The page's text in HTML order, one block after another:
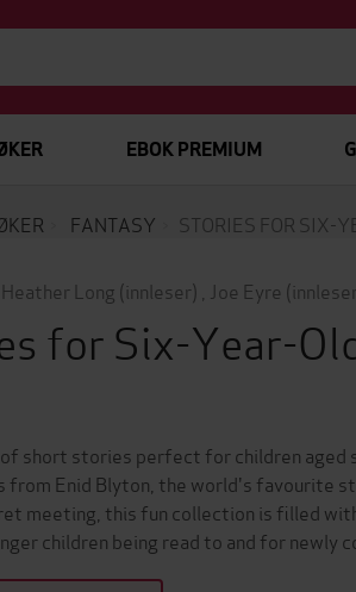
EBOK PREMIUM
FANTASY STORIES FOR SIX-
Heather Long (innleser) Joe Eyre
for Six-Year-
short stories perfect for children
from Enid Blyton, the world's favourite
meeting, this fun collection is filled
children being read to and for newly